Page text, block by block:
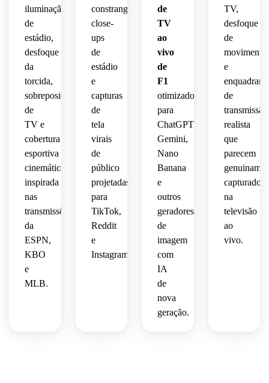
iluminação
de
estádio,
desfoque
da
torcida,
sobreposições
de
TV e
cobertura
esportiva
cinemática
inspirada
nas
transmissões
da
ESPN,
KBO
e
MLB.
constrangedores,
close-
ups
de
estádio
e
capturas
de
tela
virais
de
público
projetadas
para
TikTok,
Reddit
e
Instagram.
de
TV
ao
vivo
de
F1
otimizados
para
ChatGPT,
Gemini,
Nano
Banana
e
outros
geradores
de
imagem
com
IA
de
nova
geração.
TV,
desfoque
de
movimento
e
de
transmissão
realista
que
parecem
capturados
na
televisão
ao
vivo.